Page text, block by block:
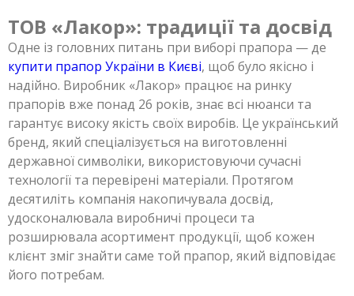
ТОВ «Лакор»: традиції та досвід
Одне із головних питань при виборі прапора — де
купити прапор України в Києві, щоб було якісно і
надійно. Виробник «Лакор» працює на ринку
прапорів вже понад 26 років, знає всі нюанси та
гарантує високу якість своїх виробів. Це український
бренд, який спеціалізується на виготовленні
державної символіки, використовуючи сучасні
технології та перевірені матеріали. Протягом
десятиліть компанія накопичувала досвід,
удосконалювала виробничі процеси та
розширювала асортимент продукції, щоб кожен
клієнт зміг знайти саме той прапор, який відповідає
його потребам.